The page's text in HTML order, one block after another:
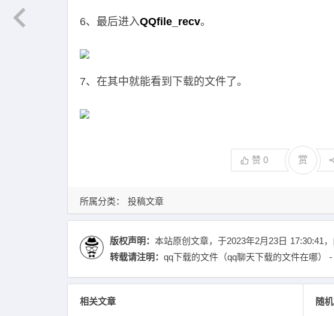
6、最后进入QQfile_recv。
7、在其中就能看到下载的文件了。
赞 0 赏
所属分类： 投稿文章
版权声明： 本站原创文章，于2023年2月23日 17:30:41
转载请注明： qq下载的文件（qq聊天下载的文件在哪）
相关文章 随